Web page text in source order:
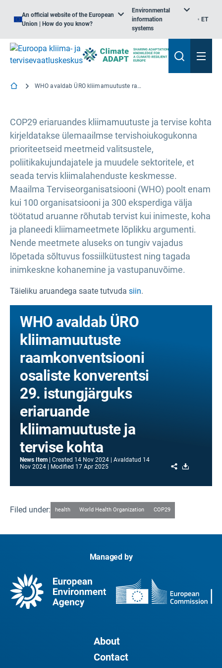
An official website of the European
Union | How do you know?
Environmental
information
systems
ET
WHO avaldab ÜRO kliimamuutuste raamkonventsiooni osaliste konverentsi 29. istungjärguks eriaruande kliimamuutuste ja tervise kohta
COP29 eriaruandes kliimamuutuste ja tervise kohta
kirjeldatakse ülemaailmse tervishoiukogukonna
prioriteetseid meetmeid valitsustele,
poliitikakujundajatele ja muudele sektoritele, et
seada tervis kliimalahenduste keskmesse.
Maailma Terviseorganisatsiooni (WHO) poolt enam
kui 100 organisatsiooni ja 300 eksperdiga välja
töötatud aruanne rõhutab tervist kui inimeste, koha
ja planeedi kliimameetmete lõplikku argumenti.
Nende meetmete aluseks on tungiv vajadus
lõpetada sõltuvus fossiilkütustest ning tagada
inimkeskne kohanemine ja vastupanuvõime.
Täieliku aruandega saate tutvuda siin.
WHO avaldab ÜRO
kliimamuutuste
raamkonventsiooni
osaliste konverentsi
29. istungjärguks
eriaruande
kliimamuutuste ja
tervise kohta
News Item Created 14 Nov 2024 Avaldatud 14
Nov 2024
Modified 17 Apr 2025 Share
Filed under: health World Health Organization COP29
Managed by
About
Contact